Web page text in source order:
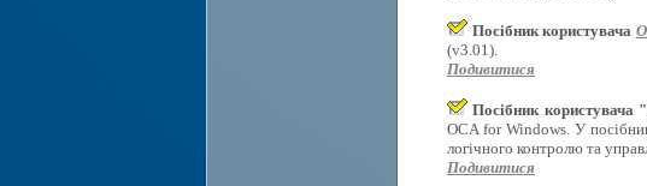
Посібник користувача
(v3.01).
Подивитися
Посібник користувача
OCA for Windows. У
логічного контролю та
Подивитися